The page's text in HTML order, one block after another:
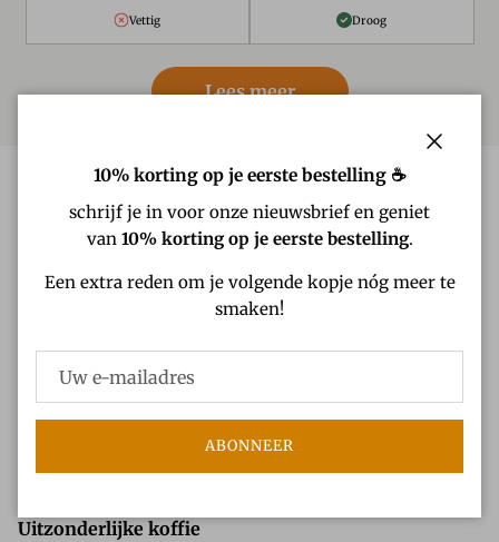
Vettig Droog
Lees meer
Uitzonderlijke koffie
10% korting op je eerste bestelling ☕
schrijf je in voor onze nieuwsbrief en geniet
van 10% korting op je eerste bestelling.
Een extra reden om je volgende kopje nóg meer te
smaken!
ABONNEER